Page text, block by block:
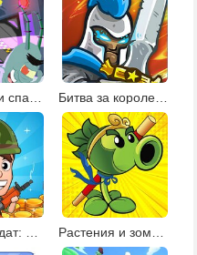
Битва за королевство